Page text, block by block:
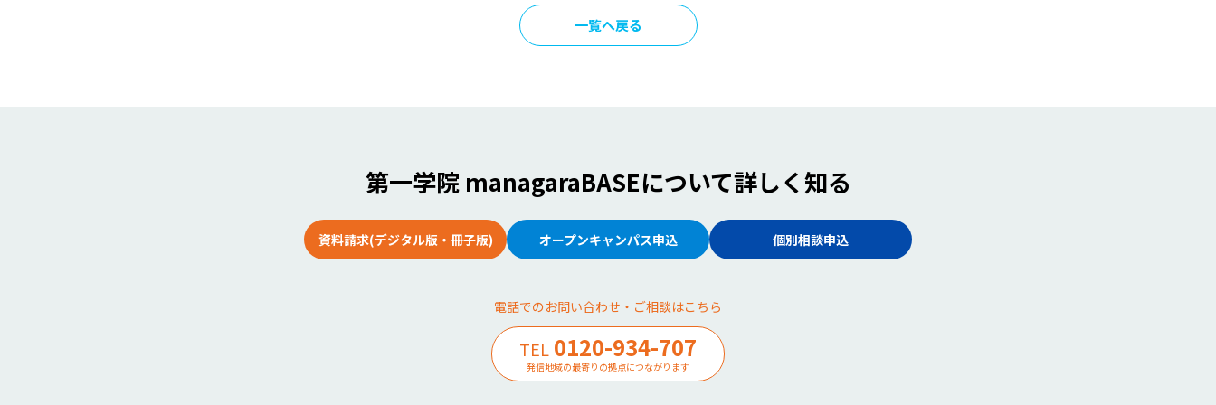
一覧へ戻る
第一学院 managaraBASEについて詳しく知る
資料請求(デジタル版・冊子版) オープンキャンパス申込 個別相談申込
電話でのお問い合わせ・ご相談はこちら
TEL 0120-934-707
発信地域の最寄りの拠点につながります